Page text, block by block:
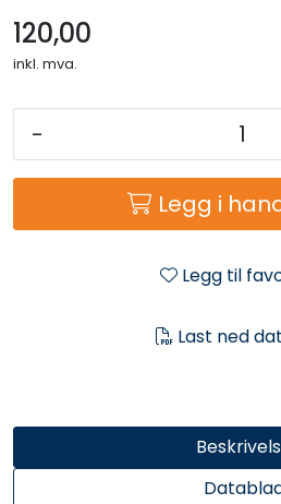
120,00
inkl. mva.
-
Legg i
Legg til
Last ned
ATV & Plentraktorutstyr
Tilbehør
Reservedeler
Ryggsprøyte